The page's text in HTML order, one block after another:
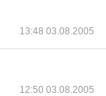
13:48 03.08.2005
12:50 03.08.2005